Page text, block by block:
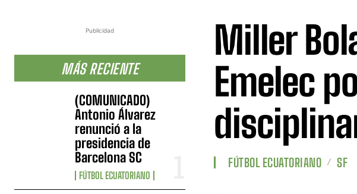
Publicidad
MÁS RECIENTE
(COMUNICADO)
Antonio Álvarez
renunció a la
presidencia de
Barcelona SC
FÚTBOL ECUATORIANO
Miller
Emelec
FÚTBOL ECUATORIANO SF